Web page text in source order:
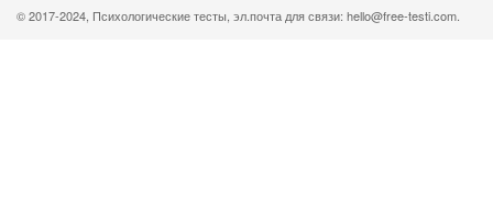
© 2017-2024, Психологические тесты, эл.почта для связи: hello@free-testi.com.